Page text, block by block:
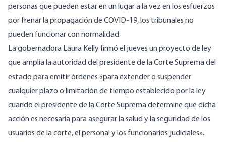
personas que pueden estar en un lugar a la vez en los esfuerzos
por frenar la propagación de COVID-19, los tribunales no
pueden funcionar con normalidad.
La gobernadora Laura Kelly firmó el jueves un proyecto de ley
que amplía la autoridad del presidente de la Corte Suprema del
estado para emitir órdenes «para extender o suspender
cualquier plazo o limitación de tiempo establecido por la ley
cuando el presidente de la Corte Suprema determine que dicha
acción es necesaria para asegurar la salud y la seguridad de los
usuarios de la corte, el personal y los funcionarios judiciales».